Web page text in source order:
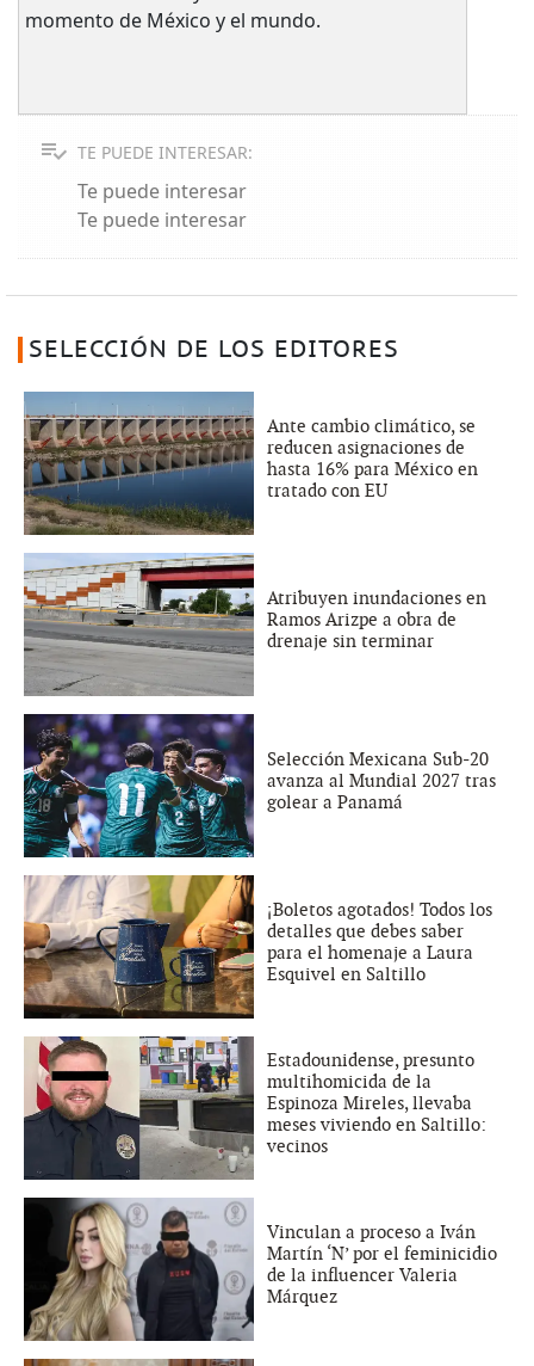
momento de México y el mundo.
TE PUEDE INTERESAR:
Te puede interesar
Te puede interesar
SELECCIÓN DE LOS EDITORES
Ante cambio climático, se
reducen asignaciones de
hasta 16% para México en
tratado con EU
Atribuyen inundaciones en
Ramos Arizpe a obra de
drenaje sin terminar
Selección Mexicana Sub-20
avanza al Mundial 2027 tras
golear a Panamá
¡Boletos agotados! Todos los
detalles que debes saber
para el homenaje a Laura
Esquivel en Saltillo
Estadounidense, presunto
multihomicida de la
Espinoza Mireles, llevaba
meses viviendo en Saltillo:
vecinos
Vinculan a proceso a Iván
Martín ‘N’ por el feminicidio
de la influencer Valeria
Márquez